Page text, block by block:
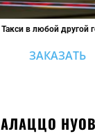
Такси в любой другой
ЗАКАЗАТЬ